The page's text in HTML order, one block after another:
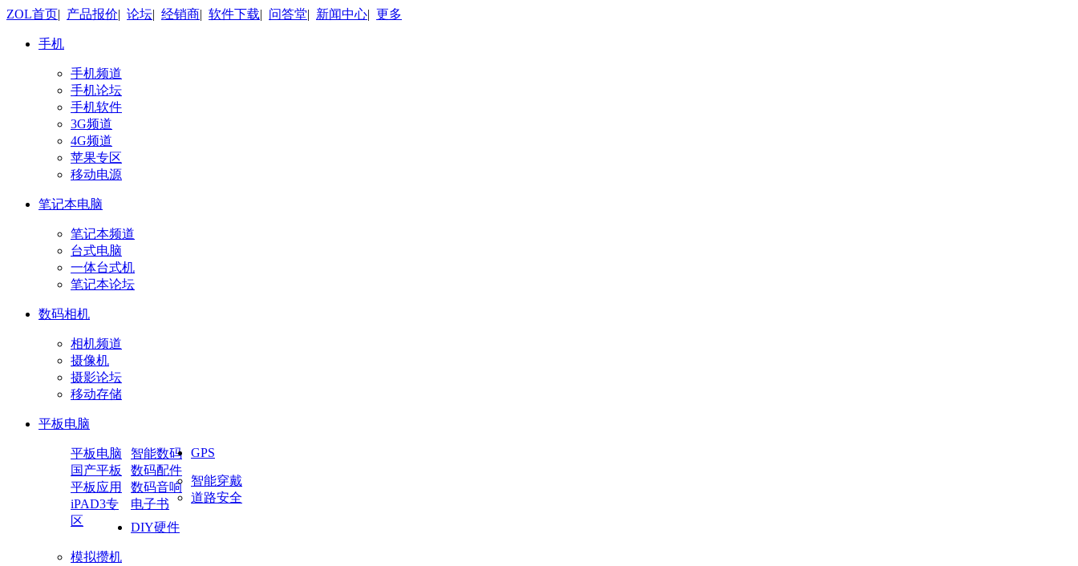
ZOL首页| 产品报价| 论坛| 经销商| 软件下载| 问答堂| 新闻中心| 更多
手机
手机频道
手机论坛
手机软件
3G频道
4G频道
苹果专区
移动电源
笔记本电脑
笔记本频道
台式电脑
一体台式机
笔记本论坛
数码相机
相机频道
摄像机
摄影论坛
移动存储
平板电脑
平板电脑
智能数码
国产平板
数码配件
平板应用
数码音响
iPAD3专
区
电子书
GPS
智能穿戴
道路安全
DIY硬件
模拟攒机